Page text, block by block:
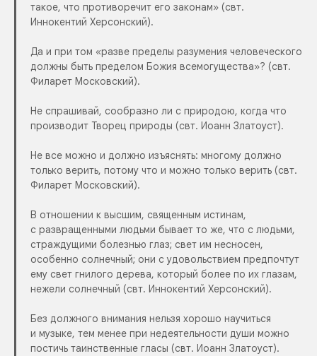
такое, что противоречит его законам» (свт.
Иннокентий Херсонский).
Да и при том «разве пределы разумения человеческого
должны быть пределом Божия всемогущества»? (свт.
Филарет Московский).
Не спрашивай, сообразно ли с природою, когда что
производит Творец природы (свт. Иоанн Златоуст).
Не все можно и должно изъяснять: многому должно
только верить, потому что и можно только верить (свт.
Филарет Московский).
В отношении к высшим, священным истинам,
с развращенными людьми бывает то же, что с людьми,
страждущими болезнью глаз; свет им несносен,
особенно солнечный; они с удовольствием предпочтут
ему свет гнилого дерева, который более по их глазам,
нежели солнечный (свт. Иннокентий Херсонский).
Без должного внимания нельзя хорошо научиться
и музыке, тем менее при недеятельности души можно
постичь таинственные гласы (свт. Иоанн Златоуст).